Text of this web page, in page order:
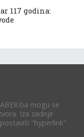
117 godina:
mogu se
Iza zadnje
"hyperlink"